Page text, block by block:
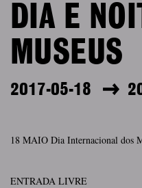
DIA E
MUSEUS
2017-05-18
18 MAIO Dia Internacional dos
ENTRADA LIVRE